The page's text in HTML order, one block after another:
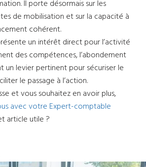
Il porte désormais sur les
de mobilisation et sur la capacité à
cohérent.
un intérêt direct pour l’activité
des compétences, l’abondement
un levier pertinent pour sécuriser le
le passage à l’action.
et vous souhaitez en avoir plus,
avec votre Expert-comptable
article utile ?